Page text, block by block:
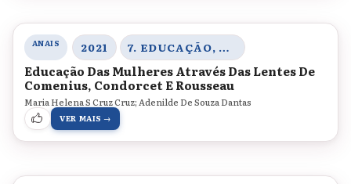
ANAIS 2021 7. EDUCAÇÃO, CORPO E GÊNERO
Educação Das Mulheres Através Das Lentes De
Comenius, Condorcet E Rousseau
Maria Helena S Cruz Cruz; Adenilde De Souza Dantas
VER MAIS →